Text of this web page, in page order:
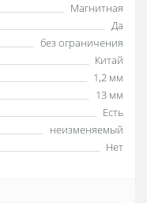
Магнитная
Да
без ограничения
Китай
1,2 мм
13 мм
Есть
неизменяемый
Нет